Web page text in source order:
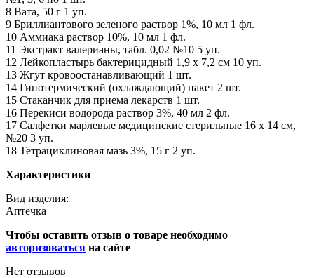
8 Вата, 50 г 1 уп.
9 Бриллиантового зеленого раствор 1%, 10 мл 1 фл.
10 Аммиака раствор 10%, 10 мл 1 фл.
11 Экстракт валерианы, табл. 0,02 №10 5 уп.
12 Лейкопластырь бактерицидный 1,9 x 7,2 см 10 уп.
13 Жгут кровоостанавливающий 1 шт.
14 Гипотермический (охлаждающий) пакет 2 шт.
15 Стаканчик для приема лекарств 1 шт.
16 Перекиси водорода раствор 3%, 40 мл 2 фл.
17 Салфетки марлевые медицинские стерильные 16 x 14 см,
№20 3 уп.
18 Тетрациклиновая мазь 3%, 15 г 2 уп.
Характеристики
Вид изделия:
Аптечка
Чтобы оставить отзыв о товаре необходимо
авторизоваться на сайте
Нет отзывов